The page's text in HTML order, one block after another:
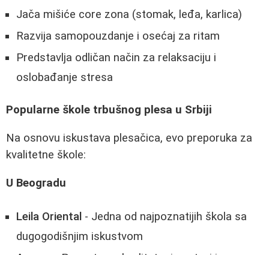
Jača mišiće core zona (stomak, leđa, karlica)
Razvija samopouzdanje i osećaj za ritam
Predstavlja odličan način za relaksaciju i
oslobađanje stresa
Popularne škole trbušnog plesa u Srbiji
Na osnovu iskustava plesačica, evo preporuka za
kvalitetne škole:
U Beogradu
Leila Oriental - Jedna od najpoznatijih škola sa
dugogodišnjim iskustvom